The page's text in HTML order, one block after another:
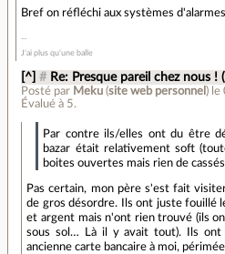
Bref on réfléchi aux systèmes
J'ai plus qu'une balle
[^] # Re: Presque pareil chez nous !
Posté par Meku (site web personnel ) le
Évalué à 5.
Par contre ils/elles ont du être
bazar était relativement soft
boites ouvertes mais rien de
Pas certain, mon père s'est fait
de gros désordre. Ils ont juste fouillé
et argent mais n'ont rien trouvé (ils
sous sol… Là il y avait tout). Ils
ancienne carte bancaire à moi,